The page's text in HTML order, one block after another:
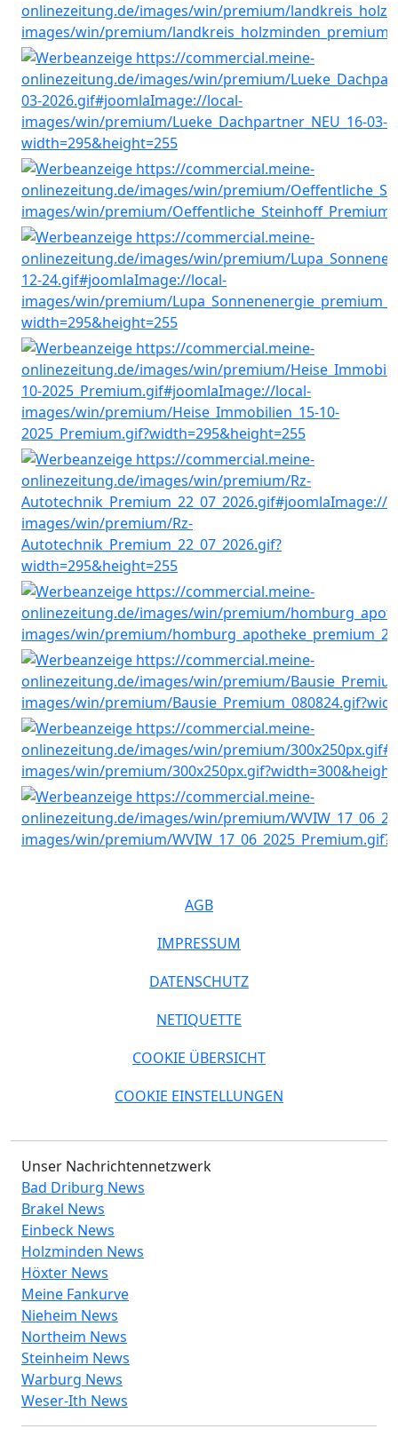
AGB
IMPRESSUM
DATENSCHUTZ
NETIQUETTE
COOKIE ÜBERSICHT
COOKIE EINSTELLUNGEN
Unser Nachrichtennetzwerk
Bad Driburg News
Brakel News
Einbeck News
Holzminden News
Höxter News
Meine Fankurve
Nieheim News
Northeim News
Steinheim News
Warburg News
Weser-Ith News